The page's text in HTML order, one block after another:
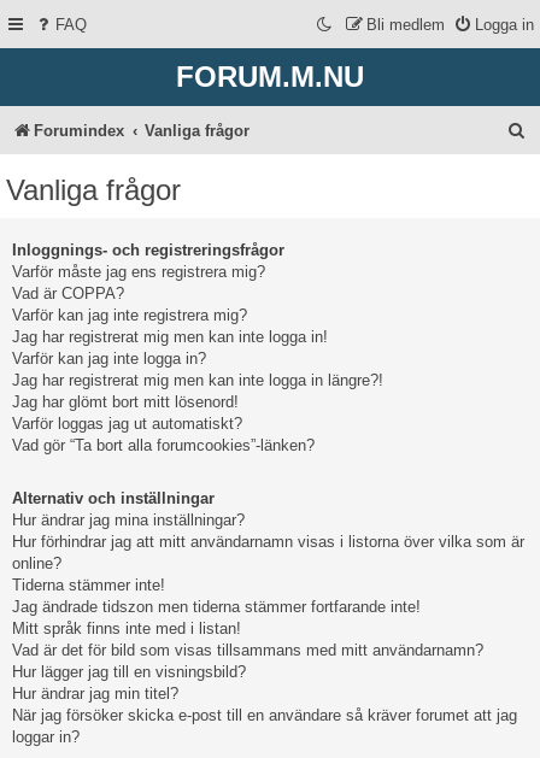
FAQ Logga in
Bli medlem
FORUM.M.NU
Forumindex Vanliga frågor
Vanliga frågor
Inloggnings- och registreringsfrågor
Varför måste jag ens registrera mig?
Vad är COPPA?
Varför kan jag inte registrera mig?
Jag har registrerat mig men kan inte logga in!
Varför kan jag inte logga in?
Jag har registrerat mig men kan inte logga in längre?!
Jag har glömt bort mitt lösenord!
Varför loggas jag ut automatiskt?
Vad gör “Ta bort alla forumcookies”-länken?
Alternativ och inställningar
Hur ändrar jag mina inställningar?
Hur förhindrar jag att mitt användarnamn visas i listorna över vilka som är
online?
Tiderna stämmer inte!
Jag ändrade tidszon men tiderna stämmer fortfarande inte!
Mitt språk finns inte med i listan!
Vad är det för bild som visas tillsammans med mitt användarnamn?
Hur lägger jag till en visningsbild?
Hur ändrar jag min titel?
När jag försöker skicka e-post till en användare så kräver forumet att jag
loggar in?